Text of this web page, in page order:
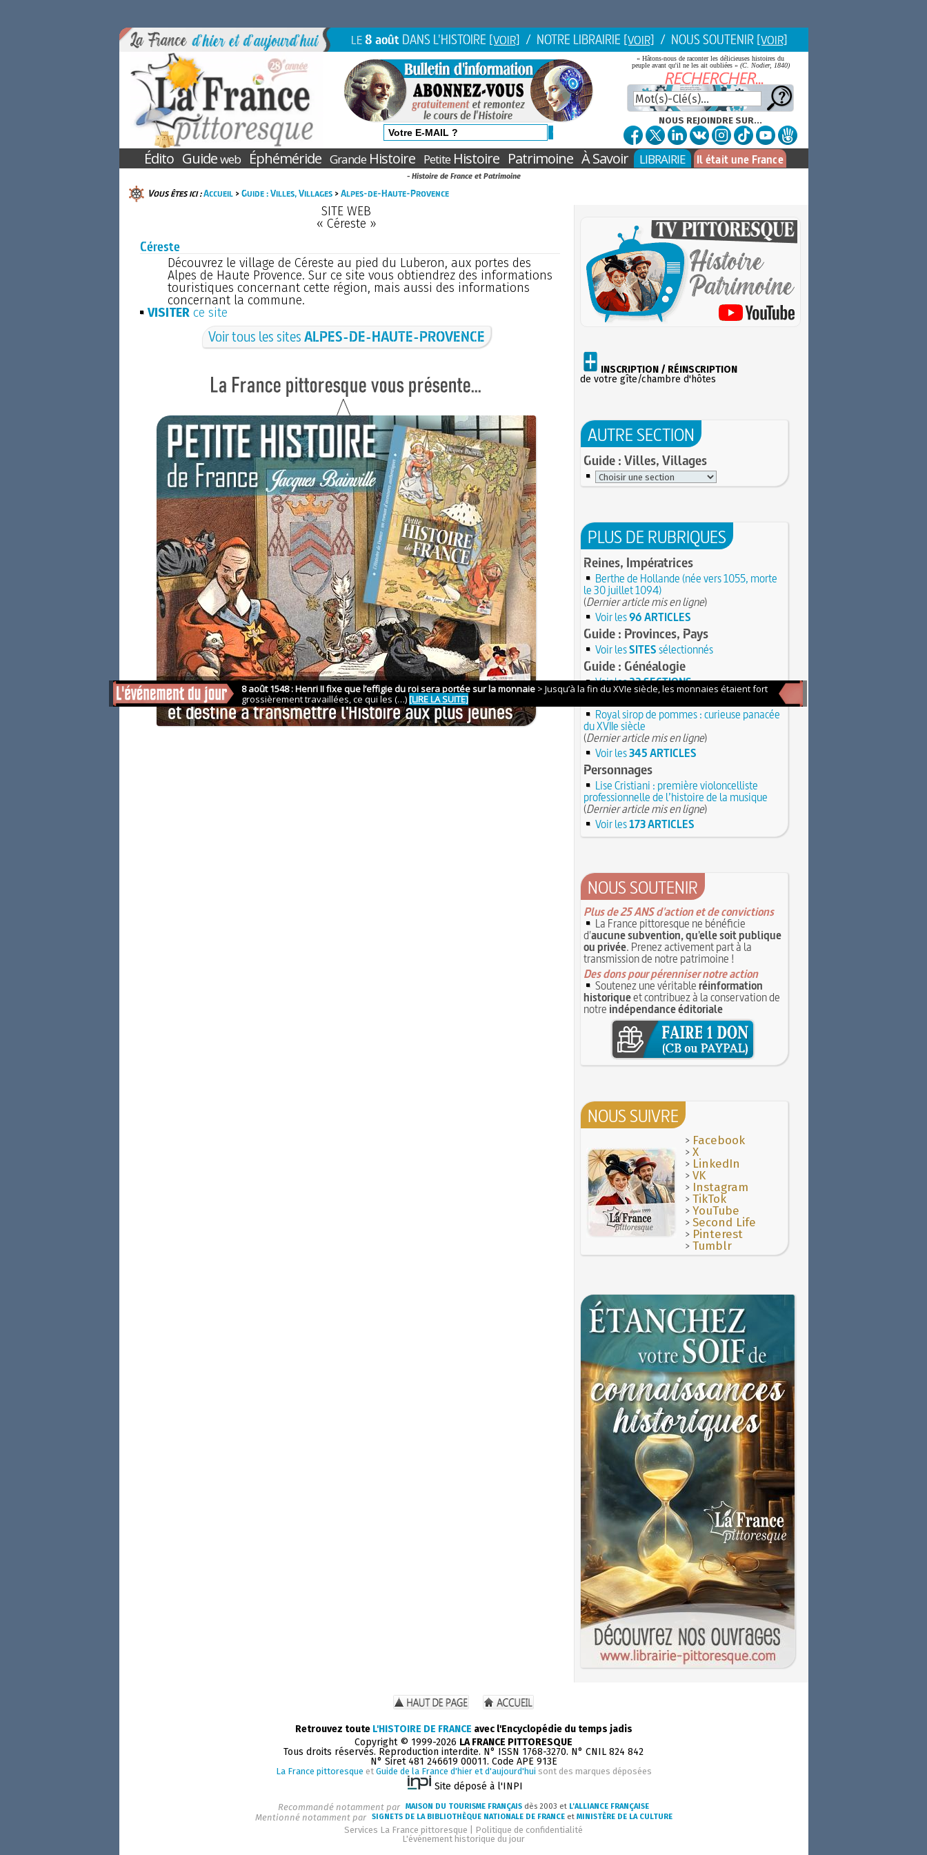
LE8 août DANS L'HISTOIRE [VOIR] / NOTRE LIBRAIRIE [VOIR] / NOUS SOUTENIR [VOIR]
« Hâtons-nous de raconter les délicieuses histoires du
peuple avant qu'il ne les ait oubliées » (C. Nodier, 1840)
NOUS REJOINDRE SUR...
Édito Guideweb Éphéméride GrandeHistoire PetiteHistoire Patrimoine À Savoir LIBRAIRIE Il était une France
- Histoire de France et Patrimoine
Vous êtes ici :Accueil>Guide : Villes, Villages>Alpes-de-Haute-Provence
SITE WEB
« Céreste »
Céreste
Découvrez le village de Céreste au pied du Luberon, aux portes des
Alpes de Haute Provence. Sur ce site vous obtiendrez des informations
touristiques concernant cette région, mais aussi des informations
concernant la commune.
VISITERce site
Voir tous les sitesALPES-DE-HAUTE-PROVENCE
INSCRIPTION / RÉINSCRIPTION
de votre gîte/chambre d'hôtes
AUTRE SECTION
Guide : Villes, Villages
PLUS DE RUBRIQUES
Reines, Impératrices
Berthe de Hollande (née vers 1055, morte
le 30 juillet 1094)
(Dernier article mis en ligne)
Voir les96 ARTICLES
Guide : Provinces, Pays
Voir lesSITESsélectionnés
Guide : Généalogie
Voir les22 SECTIONS
Anecdotes insolites
Royal sirop de pommes : curieuse panacée
du XVIIe siècle
(Dernier article mis en ligne)
Voir les345 ARTICLES
Personnages
Lise Cristiani : première violoncelliste
professionnelle de l’histoire de la musique
(Dernier article mis en ligne)
Voir les173 ARTICLES
NOUS SOUTENIR
Plus de 25 ANS d'action et de convictions
La France pittoresque ne bénéficie
d'aucune subvention, qu'elle soit publique
ou privée. Prenez activement part à la
transmission de notre patrimoine !
Des dons pour pérenniser notre action
Soutenez une véritableréinformation
historiqueet contribuez à la conservation de
notre indépendance éditoriale
NOUS SUIVRE
> Facebook
>X
> LinkedIn
>VK
> Instagram
>TikTok
>YouTube
>Second Life
> Pinterest
>Tumblr
Retrouvez toute L'HISTOIRE DE FRANCE avec l'Encyclopédie du temps jadis
Copyright © 1999-2026 LA FRANCE PITTORESQUE
Tous droits réservés. Reproduction interdite. N° ISSN 1768-3270. N° CNIL 824 842
N° Siret 481 246619 00011. Code APE 913E
La France pittoresque et Guide de la France d'hier et d'aujourd'hui sont des marques déposées
Site déposé à l'INPI
Recommandé notamment par MAISON DU TOURISME FRANÇAIS dès 2003 et L'ALLIANCE FRANÇAISE
Mentionné notamment par SIGNETS DE LA BIBLIOTHÈQUE NATIONALE DE FRANCEet MINISTÈRE DE LA CULTURE
Services La France pittoresque
Politique de confidentialité
L'événement historique du jour